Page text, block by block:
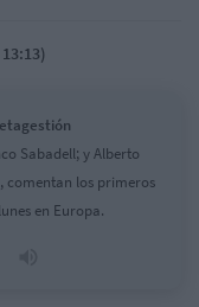
Sabadell; y Alberto
comentan los primeros
en Europa.